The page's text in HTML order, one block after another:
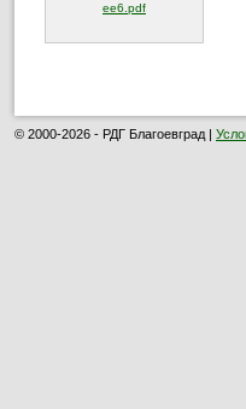
ee6.pdf(отваря се в нов
© 2000-2026 - РДГ Благоевград |